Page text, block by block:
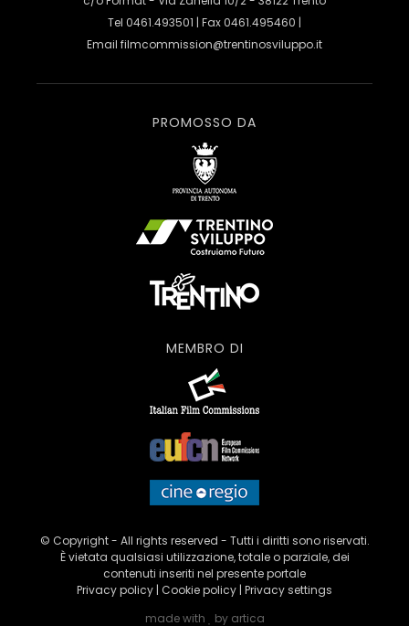
Tel 0461.493501 | Fax 0461.495460 |
Email filmcommission@trentinosviluppo.it
PROMOSSO DA
MEMBRO DI
© Copyright - All rights reserved - Tutti i diritti sono riservati.
È vietata qualsiasi utilizzazione, totale o parziale, dei
contenuti inseriti nel presente portale
Privacy policy | Cookie policy | Privacy settings
made with
by artica